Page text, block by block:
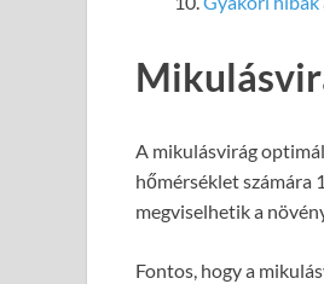
A mikulásvirág
hőmérséklet számára
megviselhetik a
Fontos, hogy a